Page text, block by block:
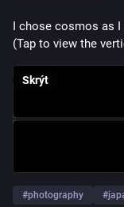
I chose cosmos as
(Tap to view the
Skrýt
#photography #